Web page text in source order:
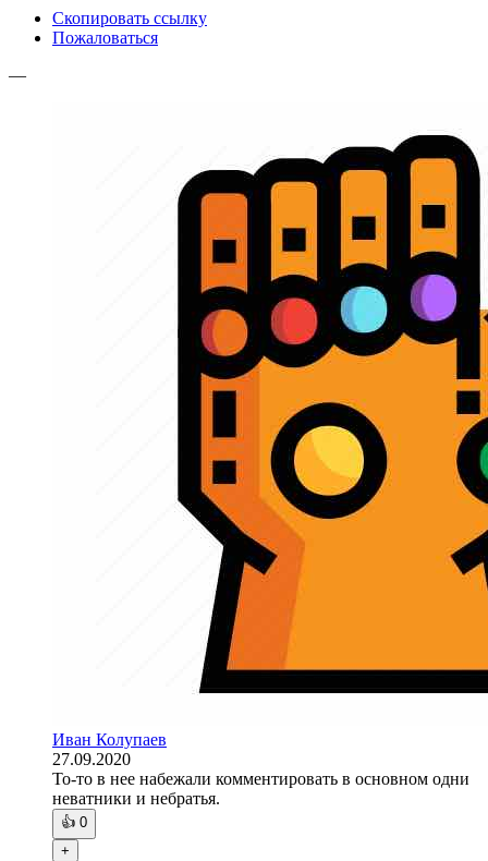
Скопировать ссылку
Пожаловаться
—
Иван Колупаев
27.09.2020
То-то в нее набежали комментировать в основном одни
неватники и небратья.
👍 0
+